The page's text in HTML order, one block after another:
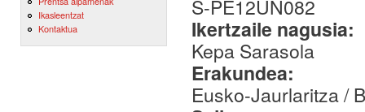
Ikasleentzat
Kontaktua
S-PE12UN082
Ikertzaile nagusia:
Kepa Sarasola
Erakundea:
Eusko-Jaurlaritza /